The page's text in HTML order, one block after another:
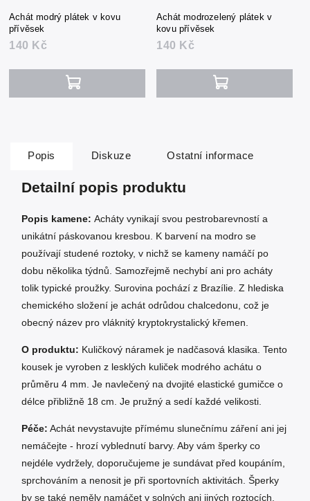
Achát modrý plátek v kovu
přívěsek
140 Kč
Achát modrozelený plátek v
kovu přívěsek
140 Kč
Popis Diskuze Ostatní informace
Detailní popis produktu
Popis kamene: Acháty vynikají svou pestrobarevností a
unikátní páskovanou kresbou. K barvení na modro se
používají studené roztoky, v nichž se kameny namáčí po
dobu několika týdnů. Samozřejmě nechybí ani pro acháty
tolik typické proužky. Surovina pochází z Brazílie. Z hlediska
chemického složení je achát odrůdou chalcedonu, což je
obecný název pro vláknitý kryptokrystalický křemen.
O produktu: Kuličkový náramek je nadčasová klasika. Tento
kousek je vyroben z lesklých kuliček modrého achátu o
průměru 4 mm. Je navlečený na dvojité elastické gumičce o
délce přibližně 18 cm. Je pružný a sedí každé velikosti.
Péče: Achát nevystavujte přímému slunečnímu záření ani jej
nemáčejte - hrozí vyblednutí barvy. Aby vám šperky co
nejdéle vydržely, doporučujeme je sundávat před koupáním,
sprchováním a nenosit je při sportovních aktivitách. Šperky
by se také neměly namáčet v solných ani jiných roztocích.